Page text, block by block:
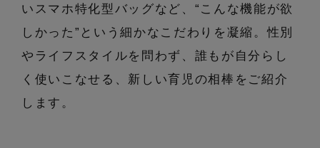
【ペプラム】トレンドシルエット
『ELLE』最新号掲載
【ジュエリー】シルバーでクールに
スカート
ジャケット
フラットシューズ
レインシューズ
トートバッグ
財布・小物
ヘアアクセサリー
スマートフォンケース・タブレットケース
ピアス・イヤリング
ネックレス
バングル・ブレスレット
すべてのランジェリー
ランジェリー
インナー
スポーツ
すべてのスポーツ
ログアウト
いスマホ特化型バッグなど、“こんな機能が欲
しかった”という細かなこだわりを凝縮。性別
やライフスタイルを問わず、誰もが自分らし
く使いこなせる、新しい育児の相棒をご紹介
します。